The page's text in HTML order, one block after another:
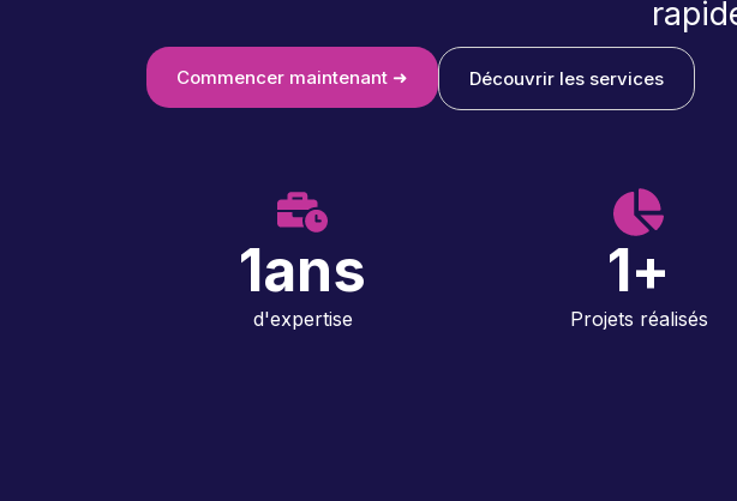
Commencer maintenant ➜ Découvrir les services
d'expertise
1ans
Projets réalisés
1+